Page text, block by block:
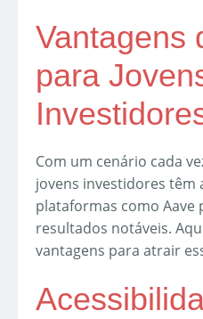
Vantagens
para
Com um cenário cada
jovens investidores
plataformas como Aave
resultados notáveis.
vantagens para atrair